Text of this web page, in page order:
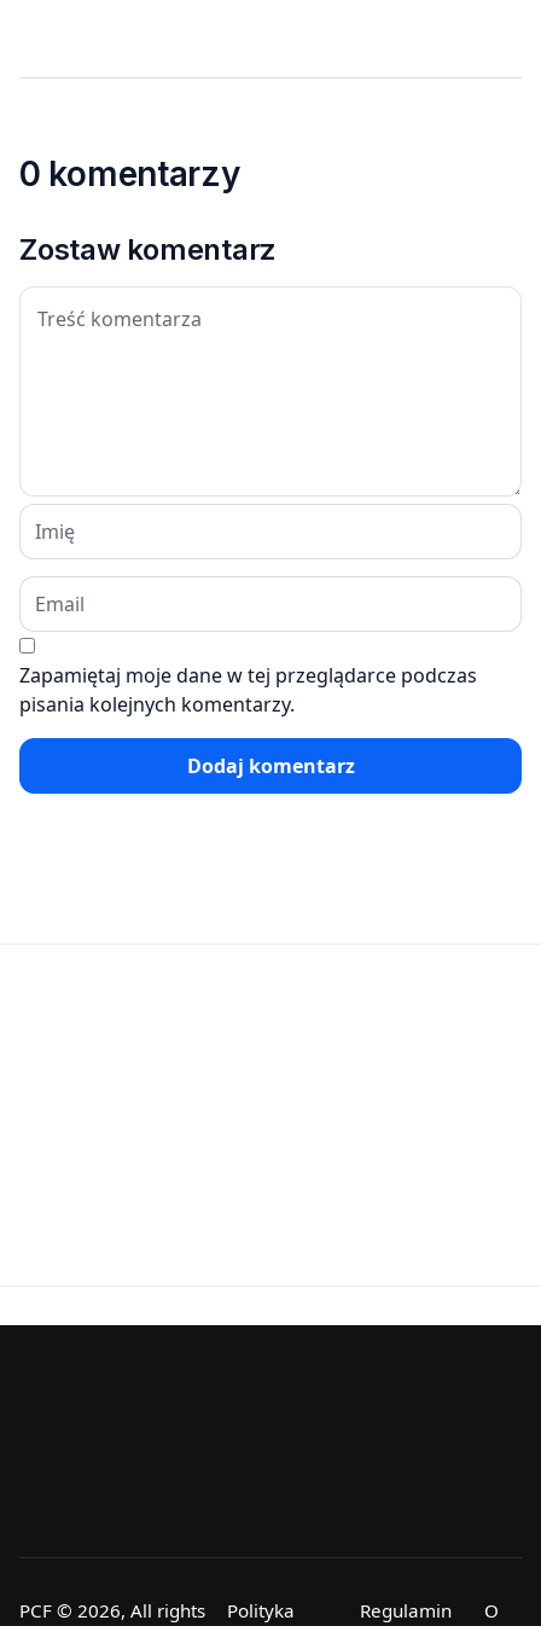
0 komentarzy
Zostaw komentarz
Zapamiętaj moje dane w tej przeglądarce podczas
pisania kolejnych komentarzy.
Dodaj komentarz
PCF © 2026, All rights
Polityka
Regulamin
O